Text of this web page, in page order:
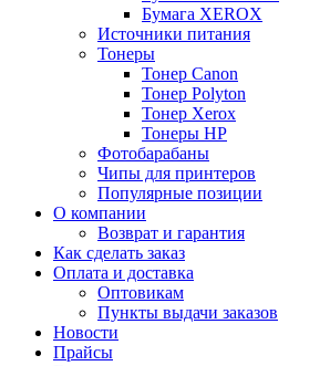
Бумага XEROX
Источники питания
Тонеры
Тонер Canon
Тонер Polyton
Тонер Xerox
Тонеры HP
Фотобарабаны
Чипы для принтеров
Популярные позиции
О компании
Возврат и гарантия
Как сделать заказ
Оплата и доставка
Оптовикам
Пункты выдачи заказов
Новости
Прайсы